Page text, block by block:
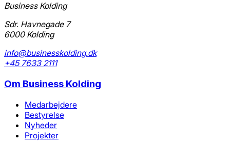
Business Kolding
Sdr. Havnegade 7
6000 Kolding
info@businesskolding.dk
+45 7633 2111
Om Business Kolding
Medarbejdere
Bestyrelse
Nyheder
Projekter